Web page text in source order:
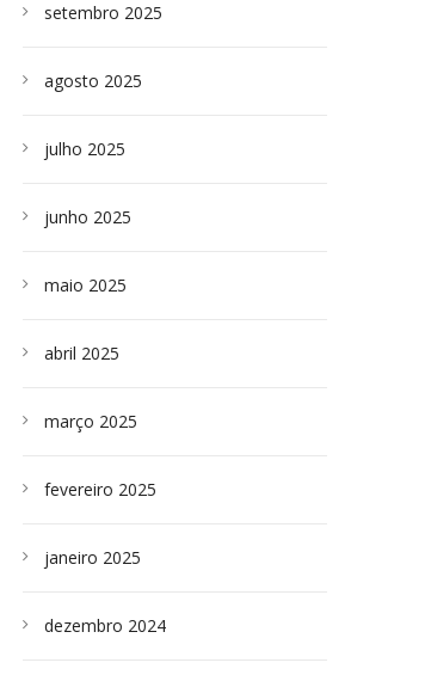
setembro 2025
agosto 2025
julho 2025
junho 2025
maio 2025
abril 2025
março 2025
fevereiro 2025
janeiro 2025
dezembro 2024